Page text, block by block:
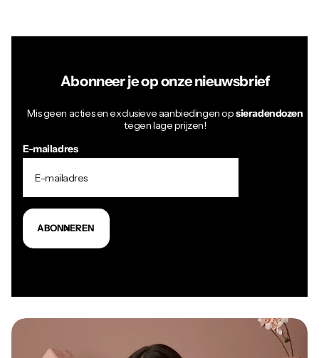
Abonneer je op onze nieuwsbrief
Mis geen acties en exclusieve aanbiedingen opsieradendozen
tegen lage prijzen!
E-mailadres
ABONNEREN